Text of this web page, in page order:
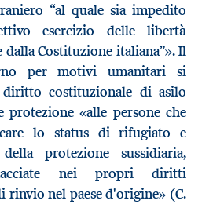
“al quale sia impedito
esercizio delle libertà
Costituzione italiana”». Il
per motivi umanitari si
costituzionale di asilo
«alle persone che
lo status di rifugiato e
protezione sussidiaria,
nei propri diritti
rinvio nel paese d'origine» (C.